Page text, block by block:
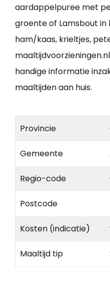
aardappelpuree met
groente of Lamsbout in
ham/kaas, krieltjes,
handige informatie
maaltijden aan huis.
Provincie
Gemeente
Regio-code
Postcode
Kosten (indicatie)
Maaltijd tip